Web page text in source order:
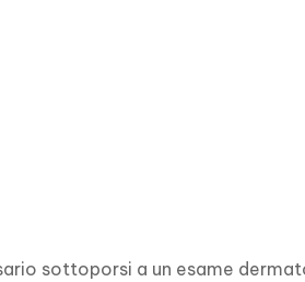
sottoporsi a un esame